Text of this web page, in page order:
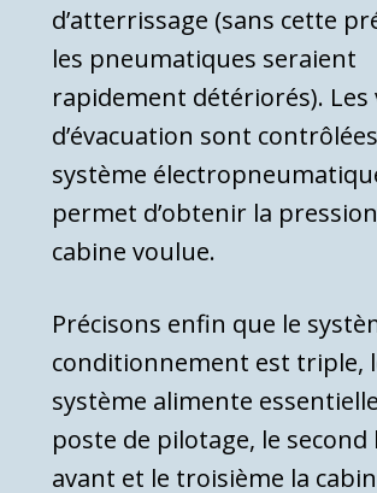
d’atterrissage (sans cette
les pneumatiques seraient
rapidement détériorés). Les
d’évacuation sont
système
permet d’ob­tenir la
cabine voulue.
Précisons enfin que le
conditionne­ment est triple,
système alimente
poste de pilotage, le second
avant et le troisième la